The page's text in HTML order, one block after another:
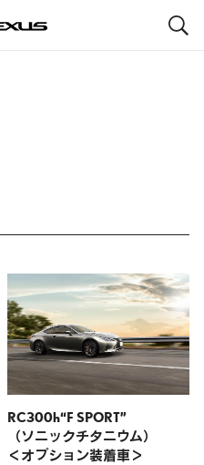
RC300h“F SPORT”
（ソニックチタニウム）
＜オプション装着車＞